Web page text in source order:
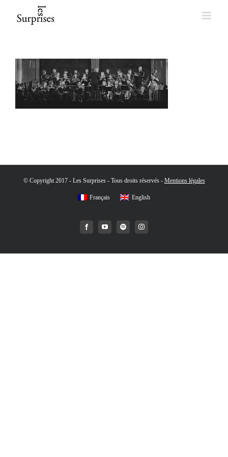
© Copyright 2017 - Les Surprises - Tous droits réservés - Mentions légales
Français English
FacebookYouTubeSpotifyInstagram